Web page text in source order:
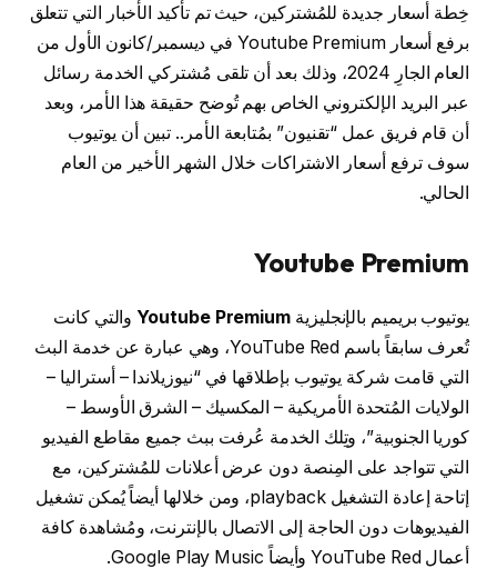
خِطة أسعار جديدة للمُشتركين، حيث تم تأكيد الأخبار التي تتعلق
برفع أسعار Youtube Premium في ديسمبر/كانون الأول من
العام الجارِ 2024، وذلك بعد أن تلقى مُشتركي الخدمة رسائل
عبر البريد الإلكتروني الخاص بهم تُوضح حقيقة هذا الأمر، وبعد
أن قام فريق عمل “تقنيون” بمُتابعة الأمر.. تبين أن يوتيوب
سوف ترفع أسعار الاشتراكات خلال الشهر الأخير من العام
الحالي.
Youtube Premium
يوتيوب بريميم بالإنجليزية Youtube Premium والتي كانت
تُعرف سابقاً باسم YouTube Red، وهي عبارة عن خدمة البث
التي قامت شركة يوتيوب بإطلاقها في “نيوزيلاندا – أستراليا –
الولايات المُتحدة الأمريكية – المكسيك – الشرق الأوسط –
كوريا الجنوبية”، وتِلك الخدمة عُرفت ببث جميع مقاطع الفيديو
التي تتواجد على المِنصة دون عرض أعلانات للمُشتركين، مع
إتاحة إعادة التشغيل playback، ومن خلالها أيضاً يُمكن تشغيل
الفيديوهات دون الحاجة إلى الاتصال بالإنترنت، ومُشاهدة كافة
أعمال YouTube Red وأيضاً Google Play Music.